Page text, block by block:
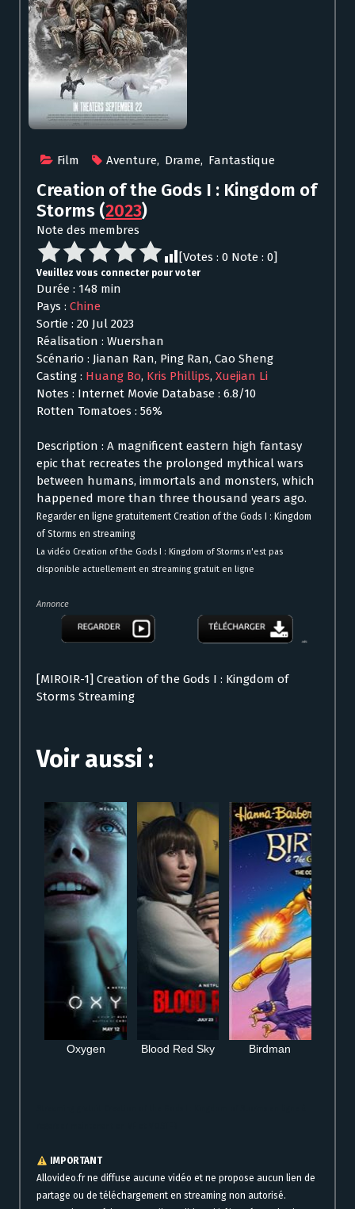
Film Aventure, Drame, Fantastique
Creation of the Gods I : Kingdom of
Storms (2023)
Note des membres
[Votes : 0 Note : 0]
Veuillez vous connecter pour voter
Durée : 148 min
Pays : Chine
Sortie : 20 Jul 2023
Réalisation : Wuershan
Scénario : Jianan Ran, Ping Ran, Cao Sheng
Casting : Huang Bo, Kris Phillips, Xuejian Li
Notes : Internet Movie Database : 6.8/10
Rotten Tomatoes : 56%
Description : A magnificent eastern high fantasy
epic that recreates the prolonged mythical wars
between humans, immortals and monsters, which
happened more than three thousand years ago.
Regarder en ligne gratuitement Creation of the Gods I : Kingdom
of Storms en streaming
La vidéo Creation of the Gods I : Kingdom of Storms n'est pas
disponible actuellement en streaming gratuit en ligne
Annonce
[MIROIR-1] Creation of the Gods I : Kingdom of
Storms Streaming
Voir aussi :
Oxygen Blood Red Sky Birdman
IMPORTANT
Allovideo.fr ne diffuse aucune vidéo et ne propose aucun lien de
partage ou de téléchargement en streaming non autorisé.